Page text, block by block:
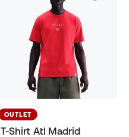
OUTLET
T-Shirt Atl Madrid